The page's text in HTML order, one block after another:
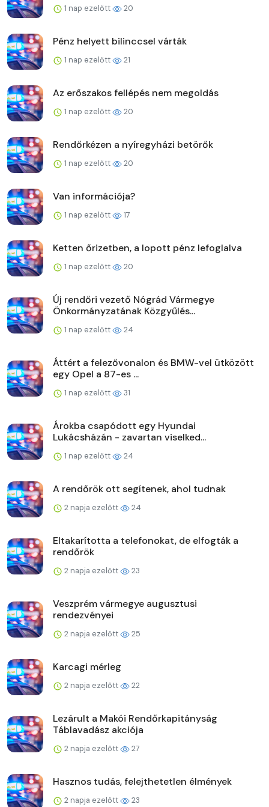
1 nap ezelőtt 20
Pénz helyett bilinccsel várták
1 nap ezelőtt 21
Az erőszakos fellépés nem megoldás
1 nap ezelőtt 20
Rendőrkézen a nyíregyházi betörők
1 nap ezelőtt 20
Van információja?
1 nap ezelőtt 17
Ketten őrizetben, a lopott pénz lefoglalva
1 nap ezelőtt 20
Új rendőri vezető Nógrád Vármegye
Önkormányzatának Közgyűlés...
1 nap ezelőtt 24
Áttért a felezővonalon és BMW-vel ütközött
egy Opel a 87-es ...
1 nap ezelőtt 31
Árokba csapódott egy Hyundai
Lukácsházán - zavartan viselked...
1 nap ezelőtt 24
A rendőrök ott segítenek, ahol tudnak
2 napja ezelőtt 24
Eltakarította a telefonokat, de elfogták a
rendőrök
2 napja ezelőtt 23
Veszprém vármegye augusztusi
rendezvényei
2 napja ezelőtt 25
Karcagi mérleg
2 napja ezelőtt 22
Lezárult a Makói Rendőrkapitányság
Táblavadász akciója
2 napja ezelőtt 27
Hasznos tudás, felejthetetlen élmények
2 napja ezelőtt 23